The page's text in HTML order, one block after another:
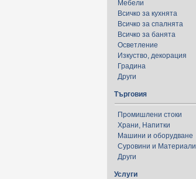
Мебели
Всичко за кухнята
Всичко за спалнята
Всичко за банята
Осветление
Изкуство, декорация
Градина
Други
Търговия
Промишлени стоки
Храни, Напитки
Машини и оборудване
Суровини и Материали
Други
Услуги